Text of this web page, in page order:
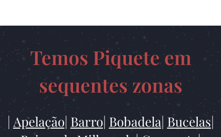
Temos Piquete em
sequentes zonas
| Apelação| Barro| Bobadela| Bucelas|